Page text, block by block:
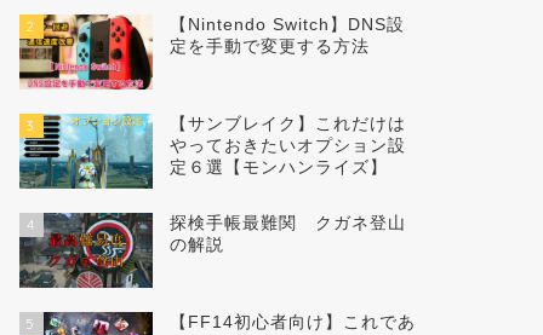
2
【Nintendo Switch】DNS設
定を手動で変更する方法
3
【サンブレイク】これだけは
やっておきたいオプション設
定６選【モンハンライズ】
4
探検手帳最難関 クガネ登山
の解説
5
【FF14初心者向け】これであ